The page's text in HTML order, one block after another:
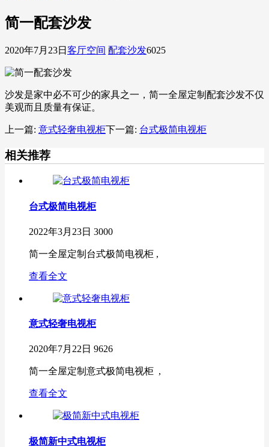
简一配套沙发
2020年7月23日 客厅空间 配套沙发6025
沙发是家中必不可少的家具之一，简一全屋定制配套沙发不仅
美观而且质量有保证。
上一篇: 意式轻奢电视柜下一篇: 台式极简电视柜
相关推荐
台式极简电视柜
2022年3月23日 3000
简一全屋定制台式极简电视柜 ,
查看全文
意式轻奢电视柜
2020年7月22日 9626
简一全屋定制意式极简电视柜 ,
查看全文
极简新中式电视柜